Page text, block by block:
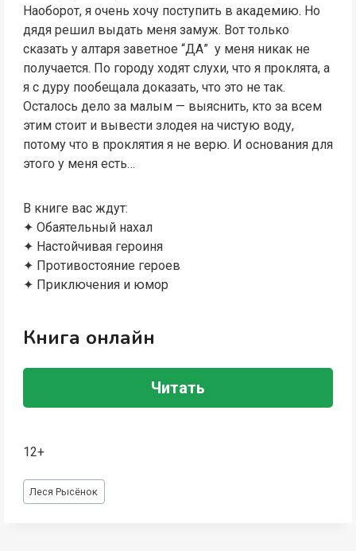
Наоборот, я очень хочу поступить в академию. Но
дядя решил выдать меня замуж. Вот только
сказать у алтаря заветное “ДА” у меня никак не
получается. По городу ходят слухи, что я проклята, а
я с дуру пообещала доказать, что это не так.
Осталось дело за малым — выяснить, кто за всем
этим стоит и вывести злодея на чистую воду,
потому что в проклятия я не верю. И основания для
этого у меня есть…
В книге вас ждут:
✦ Обаятельный нахал
✦ Настойчивая героиня
✦ Противостояние героев
✦ Приключения и юмор
Книга онлайн
Читать
12+
Метки
записи:
Леся Рысёнок